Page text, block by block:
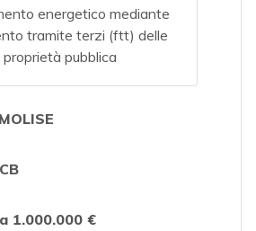
energetico mediante
tramite terzi (ftt) delle
pubblica
MOLISE
CB
1.000.000 €